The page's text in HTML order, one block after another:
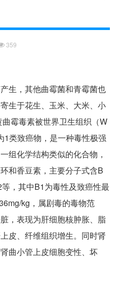
359
生，其他曲霉菌和青霉菌也
生于花生、玉米、大米、小
霉毒素被世界卫生组织（W
1类致癌物，是一种毒性极强
组化学结构类似的化合物，
和香豆素，主要分子式含B
，其中B1为毒性及致癌性最
kg，属剧毒的毒物范
，表现为肝细胞核肿胀、脂
皮、纤维组织增生。同时肾
曲小管上皮细胞变性、坏